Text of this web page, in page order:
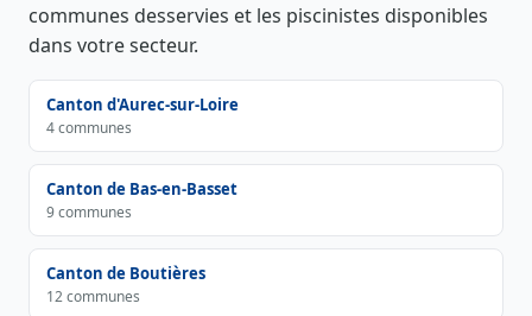
communes desservies et les piscinistes disponibles
dans votre secteur.
Canton d'Aurec-sur-Loire
4 communes
Canton de Bas-en-Basset
9 communes
Canton de Boutières
12 communes